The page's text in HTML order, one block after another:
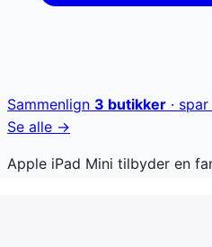
Sammenlign 3 butikker ·
Se alle →
Apple iPad Mini tilbyder en